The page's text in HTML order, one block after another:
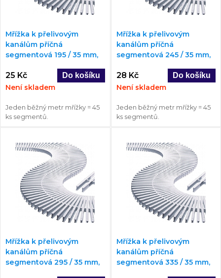
Mřížka k přelivovým
kanálům příčná
segmentová 195 / 35 mm,
25 Kč
Není skladem
Jeden běžný metr mřížky = 45
ks segmentů.
Mřížka k přelivovým
kanálům příčná
segmentová 245 / 35 mm,
28 Kč
Není skladem
Jeden běžný metr mřížky = 45
ks segmentů.
Mřížka k přelivovým
kanálům příčná
segmentová 295 / 35 mm,
Mřížka k přelivovým
kanálům příčná
segmentová 335 / 35 mm,